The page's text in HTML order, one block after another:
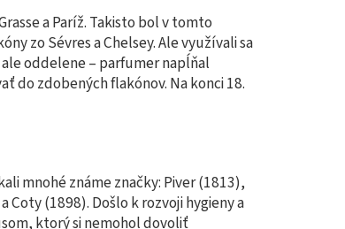
a Paríž. Takisto bol v tomto
zo Sévres a Chelsey. Ale využívali sa
oddelene – parfumer napĺňal
do zdobených flakónov. Na konci 18.
mnohé známe značky: Piver (1813),
Coty (1898). Došlo k rozvoji hygieny a
ktorý si nemohol dovoliť